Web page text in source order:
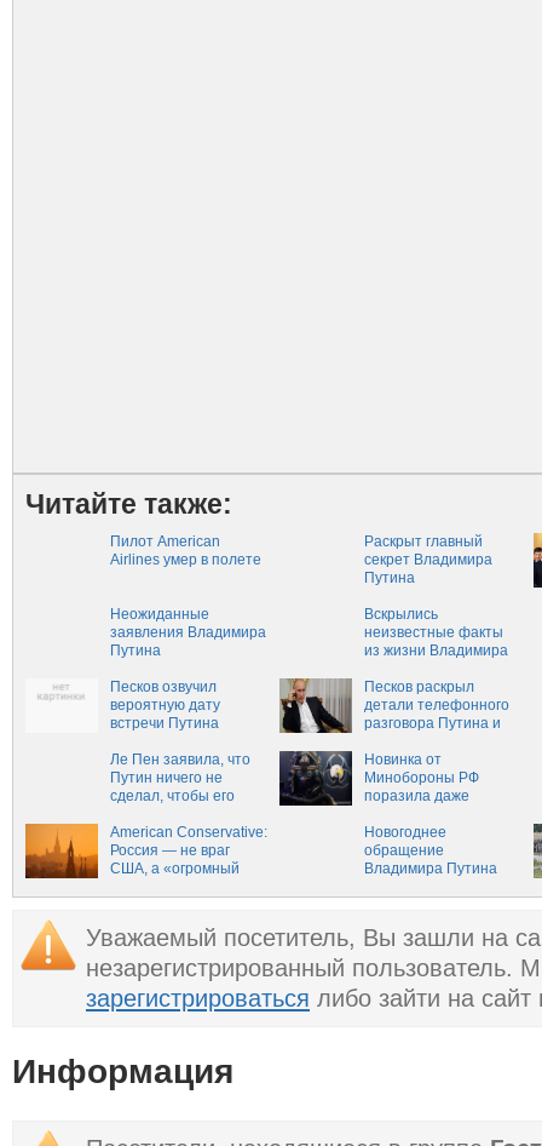
Читайте также:
Пилот American
Airlines умер в полете
Раскрыт главный
секрет Владимира
Путина
Неожиданные
заявления Владимира
Путина
Вскрылись
неизвестные факты
из жизни Владимира
Песков озвучил
вероятную дату
встречи Путина
Песков раскрыл
детали телефонного
разговора Путина и
Ле Пен заявила, что
Путин ничего не
сделал, чтобы его
Новинка от
Минобороны РФ
поразила даже
будущего
American Conservative:
Россия — не враг
США, а «огромный
Новогоднее
обращение
Владимира Путина
Уважаемый посетитель, Вы зашли на
незарегистрированный
зарегистрироваться либо зайти на
Информация